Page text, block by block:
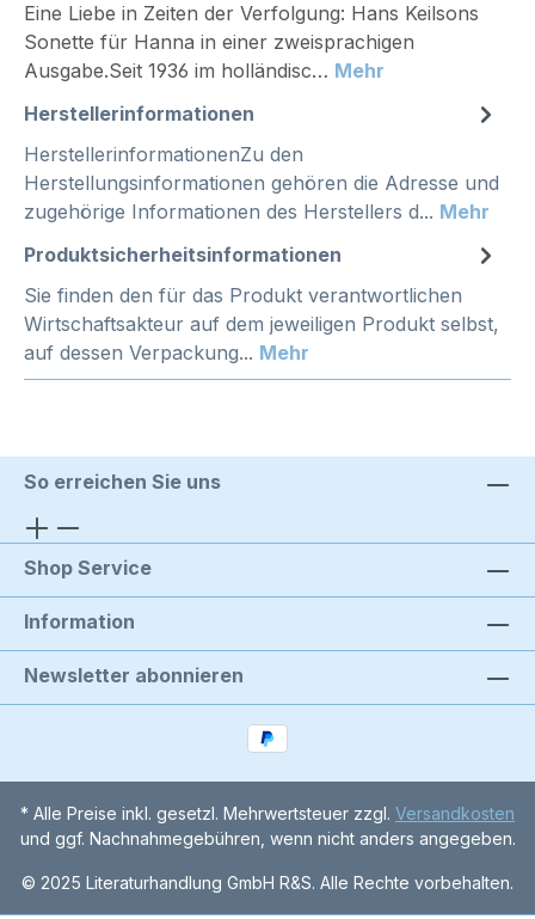
Eine Liebe in Zeiten der Verfolgung: Hans Keilsons
Sonette für Hanna in einer zweisprachigen
Ausgabe.Seit 1936 im holländisc… Mehr
Herstellerinformationen
HerstellerinformationenZu den
Herstellungsinformationen gehören die Adresse und
zugehörige Informationen des Herstellers d... Mehr
Produktsicherheitsinformationen
Sie finden den für das Produkt verantwortlichen
Wirtschaftsakteur auf dem jeweiligen Produkt selbst,
auf dessen Verpackung... Mehr
So erreichen Sie uns
Shop Service
Information
Newsletter abonnieren
* Alle Preise inkl. gesetzl. Mehrwertsteuer zzgl. Versandkosten
und ggf. Nachnahmegebühren, wenn nicht anders angegeben.
© 2025 Literaturhandlung GmbH R&S. Alle Rechte vorbehalten.